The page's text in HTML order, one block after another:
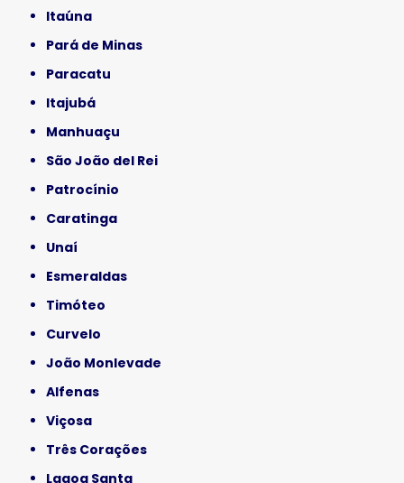
Itaúna
Pará de Minas
Paracatu
Itajubá
Manhuaçu
São João del Rei
Patrocínio
Caratinga
Unaí
Esmeraldas
Timóteo
Curvelo
João Monlevade
Alfenas
Viçosa
Três Corações
Lagoa Santa